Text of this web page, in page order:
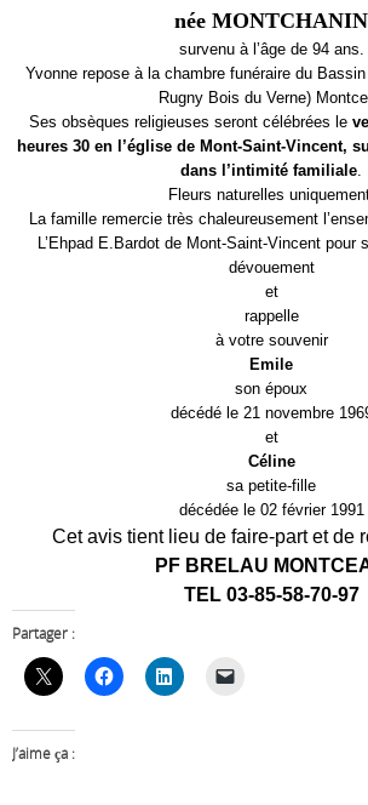
née MONTCHANIN
survenu à l’âge de 94 ans.
Yvonne repose à la chambre funéraire du
Rugny Bois du Verne)
Ses obsèques religieuses seront célébrées le
heures 30 en l’église de Mont-Saint-Vincent,
dans l’intimité familiale.
Fleurs naturelles
La famille remercie très chaleureusement
L’Ehpad E.Bardot de Mont-Saint-Vincent pour
dévouement
et
rappelle
à votre souvenir
Emile
son époux
décédé le 21 novembre
et
Céline
sa petite-fille
décédée le 02 février 1991
Cet avis tient lieu de faire-part et de
PF BRELAU
TEL 03-85-58-70-97
Partager :
J’aime ça :